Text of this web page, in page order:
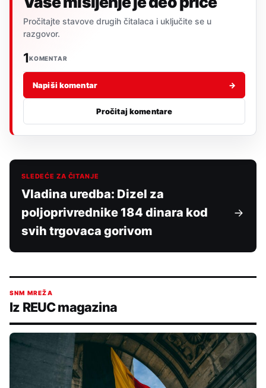
Pročitajte stavove drugih čitalaca i uključite se u
razgovor.
1KOMENTAR
Napiši komentar →
Pročitaj komentare
SLEDEĆE ZA ČITANJE
Vladina uredba: Dizel za
poljoprivrednike 184 dinara kod
svih trgovaca gorivom
SNM MREŽA
Iz REUC magazina